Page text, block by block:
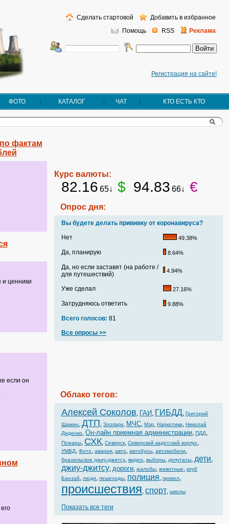
Регистрация на сайте!
Помощь RSS Реклама
Сделать стартовой Добавить в избранное
ФОТО КАТАЛОГ ЧАТ КТО ЕСТЬ КТО
фактам
и ценники
если он
Курс валюты:
82.16 65↓ $ 94.83 66↓ €
Опрос дня:
Вы будете делать прививку от коронавируса?
Нет
49.38%
Да, планирую 8.64%
Да, но если заставят (на работе /
для путешествий)
4.94%
Уже сделал 27.16%
Затрудняюсь ответить 9.88%
Всего голосов: 81
Все опросы >>
Облако тегов:
Алексей Соколов, ГАИ, ГИБДД, Григорий
Шамин, ДТП, Зоопарк, МЧС, Мэр, Наркотики, Николай
Диденко, Он-лайн приемная администрации, ПДД,
Пожары, СХК, Северск, Северский кадетский корпус,
УМВД, Фото, авария, авто, автобусы, автомобили,
бразильское джиу-джитсу, видео, выборы, депутаты, дети,
джиу-джитсу, дороги, жалобы, животные, клуб
Банзай, люди, пешеходы, полиция, прикол,
происшествия, спорт, школы
Показать все теги